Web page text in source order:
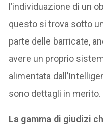
l’individuazione di un
questo si trova sotto
parte delle barricate,
avere un proprio
alimentata
sono dettagli in merito.
La gamma di giudizi